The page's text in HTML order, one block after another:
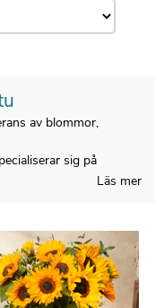
av blommor,
sig på
din mottagare. Beställ
dag, inklusive
(födelsedag, bröllop,
lyckad blomleverans!
Läs mer